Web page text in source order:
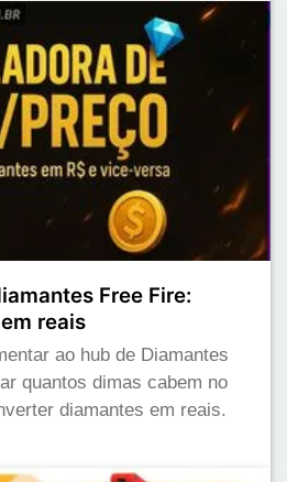
Free Fire:
reais
ao hub de Diamantes
quantos dimas cabem no
diamantes em reais.